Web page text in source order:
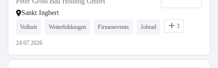
Sankt Ingbert
Vollzeit Weiterbildungen Firmenevents Jobrad 3
24.07.2026